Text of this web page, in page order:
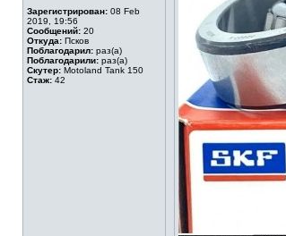
Зарегистрирован: 08 Feb
2019, 19:56
Сообщений: 20
Откуда: Псков
Поблагодарил: раз(а)
Поблагодарили: раз(а)
Скутер: Motoland Tank 150
Стаж: 42